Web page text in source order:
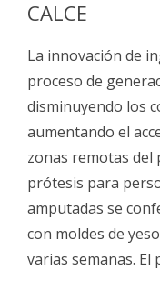
CALCE
La innovación de
proceso de
disminuyendo los
aumentando el
zonas remotas del
prótesis para
amputadas se
con moldes de
varias semanas.